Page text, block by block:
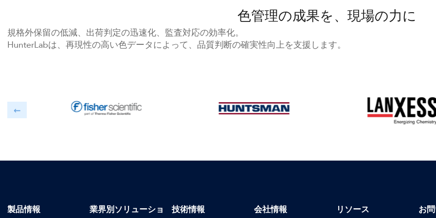
色管理の成果を、現場の力に
規格外保留の低減、出荷判定の迅速化、監査対応の効率化。
HunterLabは、再現性の高い色データによって、品質判断の確実性向上を支援します。
製品情報
業界別ソリューショ
技術情報 会社情報 リソース お